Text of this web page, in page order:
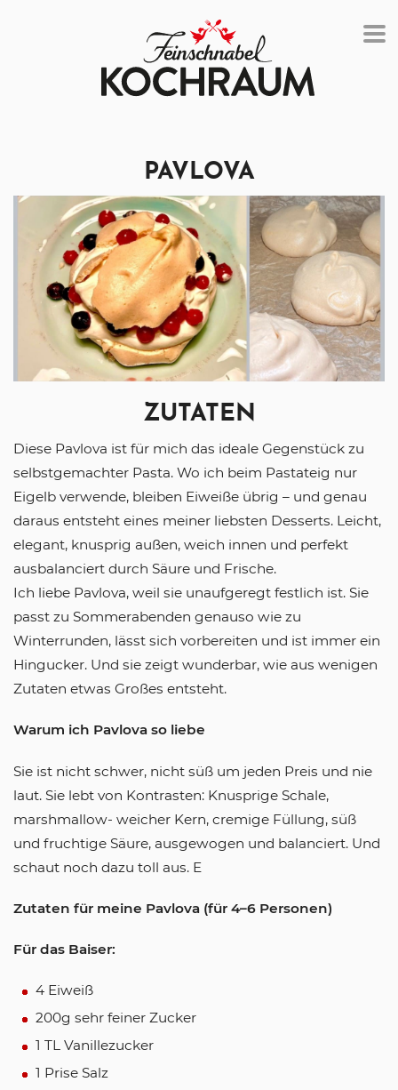
PAVLOVA
ZUTATEN
Diese Pavlova ist für mich das ideale Gegenstück zu
selbstgemachter Pasta. Wo ich beim Pastateig nur
Eigelb verwende, bleiben Eiweiße übrig – und genau
daraus entsteht eines meiner liebsten Desserts. Leicht,
elegant, knusprig außen, weich innen und perfekt
ausbalanciert durch Säure und Frische.
Ich liebe Pavlova, weil sie unaufgeregt festlich ist. Sie
passt zu Sommerabenden genauso wie zu
Winterrunden, lässt sich vorbereiten und ist immer ein
Hingucker. Und sie zeigt wunderbar, wie aus wenigen
Zutaten etwas Großes entsteht.
Warum ich Pavlova so liebe
Sie ist nicht schwer, nicht süß um jeden Preis und nie
laut. Sie lebt von Kontrasten: Knusprige Schale,
marshmallow- weicher Kern, cremige Füllung, süß
und fruchtige Säure, ausgewogen und balanciert. Und
schaut noch dazu toll aus. E
Zutaten für meine Pavlova (für 4–6 Personen)
Für das Baiser:
4 Eiweiß
200g sehr feiner Zucker
1 TL Vanillezucker
1 Prise Salz